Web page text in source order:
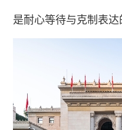
是耐心等待与克制表达